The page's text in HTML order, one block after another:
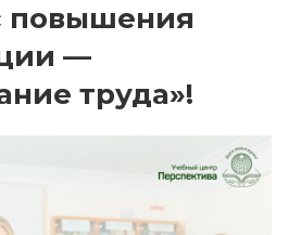
повышения
—
труда»!